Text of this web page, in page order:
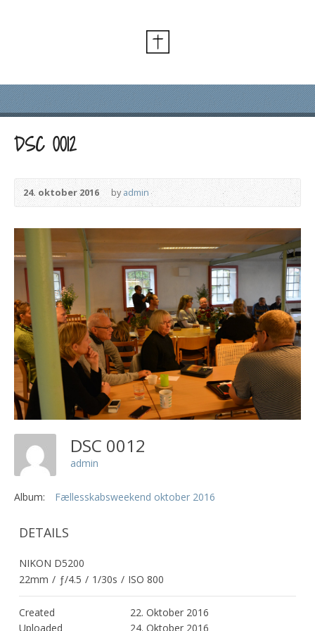
DSC 0012
24. oktober 2016 byadmin
DSC 0012
admin
Album: Fællesskabsweekend oktober 2016
DETAILS
NIKON D5200
22mm / ƒ/4.5 / 1/30s / ISO 800
Created
22. Oktober 2016
Uploaded
24. Oktober 2016